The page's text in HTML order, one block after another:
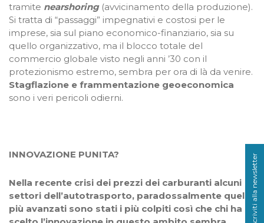
tramite nearshoring (avvicinamento della produzione).
Si tratta di “passaggi” impegnativi e costosi per le
imprese, sia sul piano economico-finanziario, sia su
quello organizzativo, ma il blocco totale del
commercio globale visto negli anni ’30 con il
protezionismo estremo, sembra per ora di là da venire.
Stagflazione e frammentazione geoeconomica
sono i veri pericoli odierni.
INNOVAZIONE PUNITA?
Nella recente crisi dei prezzi dei carburanti alcuni
settori dell’autotrasporto, paradossalmente quelli
più avanzati sono stati i più colpiti così che chi ha
Iscriviti alla newsletter